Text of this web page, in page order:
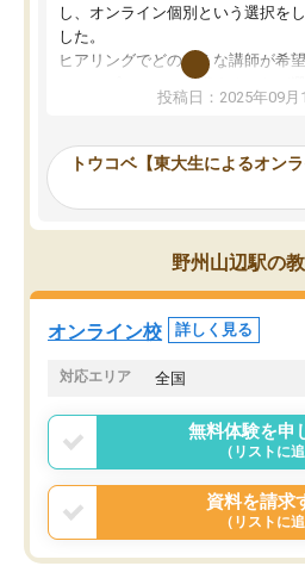
し、オンライン個別という選択を
した。
ヒアリングでどのような講師が希望
か、オプションは付帯するかなど選
事が出来ました。
ーティングを行い、その講師で良
見てから講師を決定する事ができま
す。
うちの子は、初回面談の講師の方
オンラインツールを使用した単語帳
共有があり宿題もそちらで出される
でした。
言う事で講師変更の申し出があり
まりに短期での変更だった為、塾
う事にして退会しました。遅れも
戻せ、授業内容や講師の方は良か
と思います。
投稿日：2025年09月
トウコベ【東大生によるオン
野州山辺駅の
オンライン校 詳しく見る
対応エリア 全国
無料体験を申
（リストに
資料を請求
（リストに